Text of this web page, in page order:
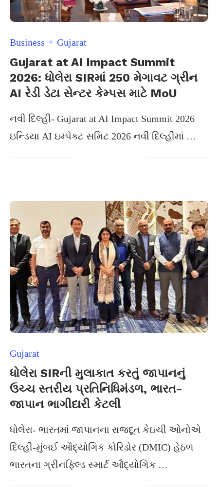
Business Gujarat
Gujarat at AI Impact Summit
2026: ધોલેરા SIRમાં 250 મેગાવટ ગ્રીન
AI રેડી ડેટા સેન્ટર કેમ્પસ માટે MoU
નવી દિલ્હી- Gujarat at AI Impact Summit 2026
ઇન્ડિયા AI ઇમ્પેક્ટ સમિટ 2026 નવી દિલ્હીમાં …
Gujarat
ધોલેરા SIRની મુલાકાત કરતું જાપાનનું
ઉચ્ચ સ્તરીય પ્રતિનિધિમંડળ, ભારત-
જાપાન ભાગીદારી કેટલી
ધોલેરા- ભારતમાં જાપાનના રાજદૂત કેઇચી ઓનોએ
દિલ્હી-મુંબઈ ઔદ્યોગિક કોરિડોર (DMIC) હેઠળ
ભારતના ગ્રીનફિલ્ડ સ્માર્ટ ઔદ્યોગિક …